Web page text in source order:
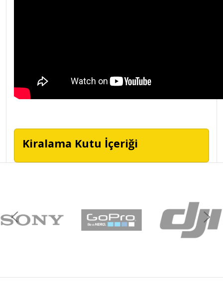
Kiralama Kutu İçeriği